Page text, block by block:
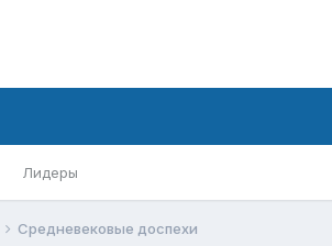
Лидеры
Средневековые доспехи